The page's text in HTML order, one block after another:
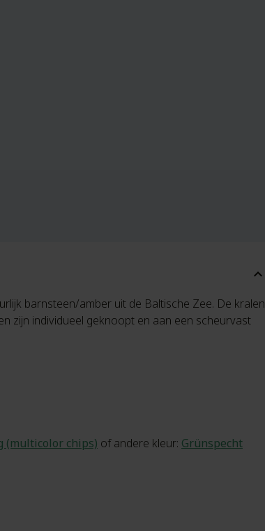
expand_more
barnsteen/amber uit de Baltische Zee. De kralen
zijn individueel geknoopt en aan een scheurvast
(multicolor chips) of andere kleur: Grünspecht